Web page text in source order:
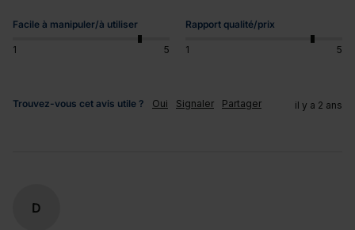
Facile à manipuler/à utiliser
1 5
Rapport qualité/prix
1 5
Trouvez-vous cet avis utile ? Oui Signaler Partager il y a 2 ans
D